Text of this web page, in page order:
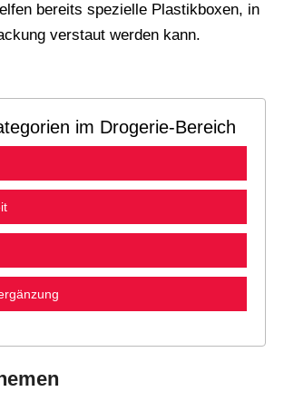
bereits spezielle Plastikboxen, in
verstaut werden kann.
im Drogerie-Bereich